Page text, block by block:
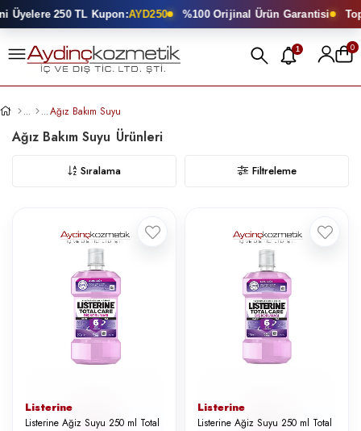
250 TL Kupon:AYD250 %100 Orijinal Ürün Garantisi Toptan
1 0
Ağız Bakım Suyu
Ağız Bakım Suyu
Filtreleme
Sıralama
Listerine
Listerine Ağiz Suyu 250 ml Total
Listerine
Listerine Ağiz Suyu 250 ml Total